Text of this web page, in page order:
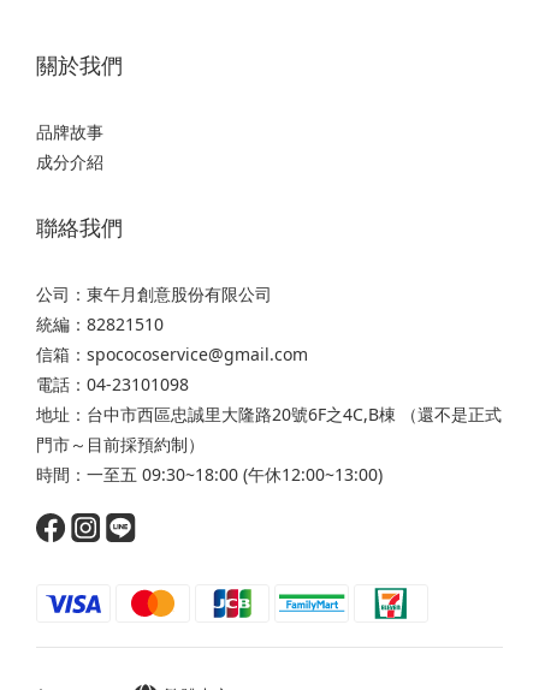
關於我們
品牌故事
成分介紹
聯絡我們
公司：東午月創意股份有限公司
統編：82821510
信箱：spococoservice@gmail.com
電話：04-23101098
地址：台中市西區忠誠里大隆路20號6F之4C,B棟 （還不是正式
門市～目前採預約制）
時間：一至五 09:30~18:00 (午休12:00~13:00)